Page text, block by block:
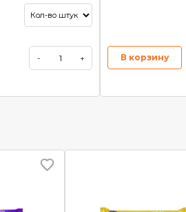
- + В корзину